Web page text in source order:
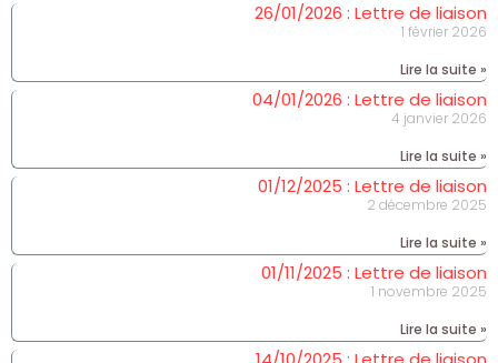
26/01/2026 : Lettre de liaison
1 février 2026
Lire la suite »
04/01/2026 : Lettre de liaison
4 janvier 2026
Lire la suite »
01/12/2025 : Lettre de liaison
2 décembre 2025
Lire la suite »
01/11/2025 : Lettre de liaison
1 novembre 2025
Lire la suite »